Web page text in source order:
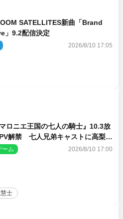
SATELLITES新曲「Brand
」9.2配信決定
2026/8/10 17:05
ロニエ王国の七人の騎士』10.3放
解禁 七人兄弟キャストに高梨謙
士ら
ーム 2026/8/10 17:00
士